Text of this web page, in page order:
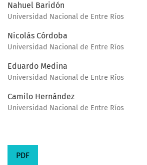
Nahuel Baridón
Universidad Nacional de Entre Ríos
Nicolás Córdoba
Universidad Nacional de Entre Ríos
Eduardo Medina
Universidad Nacional de Entre Ríos
Camilo Hernández
Universidad Nacional de Entre Ríos
PDF